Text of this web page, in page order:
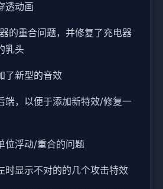
透动画
的重合问题，并修复了充电器
乳头
了新型的音效
端，以便于添加新特效/修复一
位浮动/重合的问题
时显示不对的的几个攻击特效